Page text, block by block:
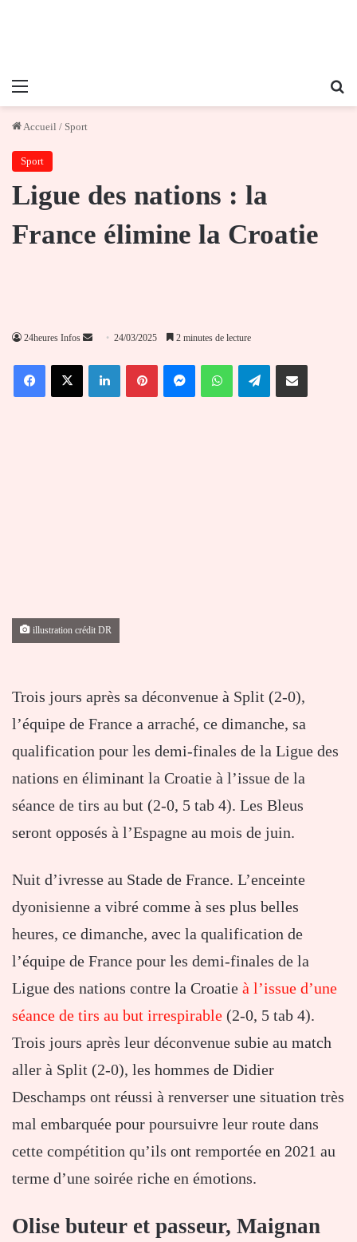
Menu
Accueil / Sport
Sport
Ligue des nations : la
France élimine la Croatie
24heures Infos
Envoyer
courriel
24/03/2025 2 minutes de lecture
FacebookX LinkedinPinterestMessengerWhatsAppTelegramPartager par email
illustration crédit DR
Trois jours après sa déconvenue à Split (2-0),
l’équipe de France a arraché, ce dimanche, sa
qualification pour les demi-finales de la Ligue des
nations en éliminant la Croatie à l’issue de la
séance de tirs au but (2-0, 5 tab 4). Les Bleus
seront opposés à l’Espagne au mois de juin.
Nuit d’ivresse au Stade de France. L’enceinte
dyonisienne a vibré comme à ses plus belles
heures, ce dimanche, avec la qualification de
l’équipe de France pour les demi-finales de la
Ligue des nations contre la Croatie à l’issue d’une
séance de tirs au but irrespirable (2-0, 5 tab 4).
Trois jours après leur déconvenue subie au match
aller à Split (2-0), les hommes de Didier
Deschamps ont réussi à renverser une situation très
mal embarquée pour poursuivre leur route dans
cette compétition qu’ils ont remportée en 2021 au
terme d’une soirée riche en émotions.
Olise buteur et passeur, Maignan